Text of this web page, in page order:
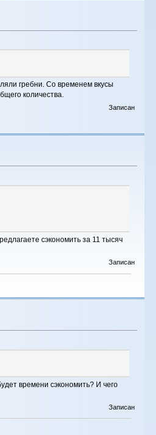
гребни. Со временем вкусы
количества.
Записан
сэкономить за 11 тысяч
Записан
времени сэкономить? И чего
Записан